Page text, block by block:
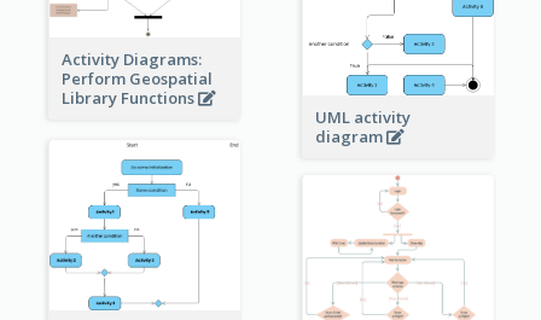
Activity Diagrams:
Perform Geospatial
Library Functions
UML activity
diagram